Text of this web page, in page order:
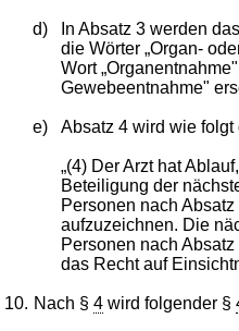
d)
In Absatz 3 werden
die Wörter „Organ-
Wort
Gewebeentnahme"
e) Absatz 4 wird wie folgt
„(4) Der Arzt hat
Beteiligung der
Personen nach
aufzuzeichnen. Die
Personen nach
das Recht auf
10. Nach §4 wird folgender §